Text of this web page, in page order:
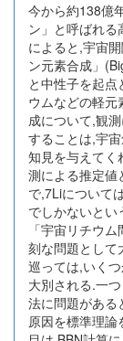
今から約138億
ン」と呼ばれ
によると,宇宙
ン元素合成」
と中性子を起
ウムなどの軽元
成について,観
することは,宇
知見を与えてく
測による推定値
で,7Liについて
でしかないとい
「宇宙リチウ
刻な問題として
巡っては,いく
大別される.一
法に問題がある
原因を標準理論